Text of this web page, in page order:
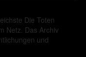
Die Toten
Netz. Das Archiv
und